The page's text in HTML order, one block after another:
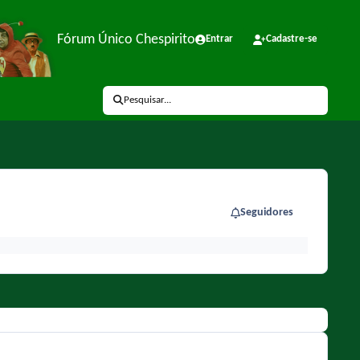
Fórum Único Chespirito Entrar Cadastre-se
Pesquisar...
Seguidores